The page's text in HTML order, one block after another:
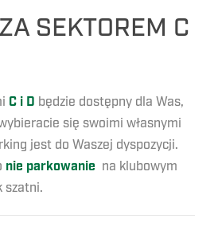
SEKTOREM C
C i D będzie dostępny dla Was,
się swoimi własnymi
jest do Waszej dyspozycji.
nie parkowanie na klubowym
szatni.